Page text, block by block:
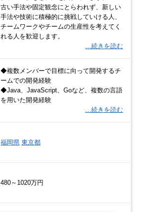
古い手法や固定観念にとらわれず、新しい
手法や技術に積極的に挑戦していける人、
チームワークやチームの生産性を考えてく
れる人を歓迎します。
…続きを読む
◆複数メンバーで目標に向って開発するチ
ームでの開発経験
◆Java、JavaScript、Goなど、複数の言語
を用いた開発経験
…続きを読む
福岡県 東京都
480～1020万円